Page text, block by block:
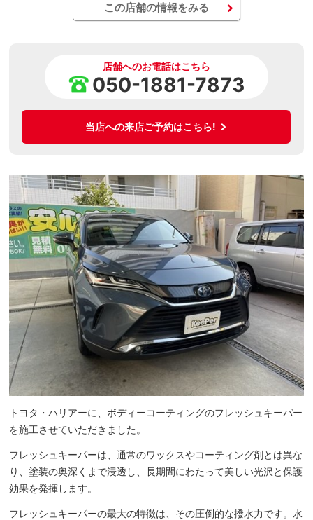
この店舗の情報をみる
店舗へのお電話はこちら
050-1881-7873
当店への来店ご予約はこちら!
トヨタ・ハリアーに、ボディーコーティングのフレッシュキーパー
を施工させていただきました。
フレッシュキーパーは、通常のワックスやコーティング剤とは異な
り、塗装の奥深くまで浸透し、長期間にわたって美しい光沢と保護
効果を発揮します。
フレッシュキーパーの最大の特徴は、その圧倒的な撥水力です。水